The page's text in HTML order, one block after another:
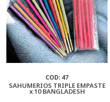
COD: 47
SAHUMERIOS TRIPLE EMPASTE
x 10 BANGLADESH